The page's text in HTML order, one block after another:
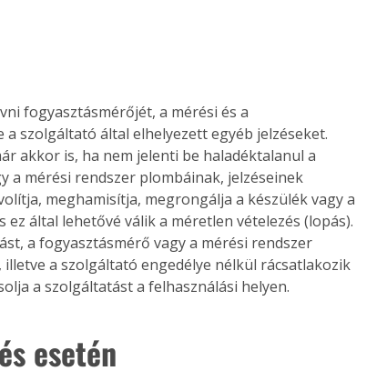
fogyasztásmérőjét, a mérési és a
szolgáltató által elhelyezett egyéb jelzéseket.
akkor is, ha nem jelenti be haladéktalanul a
a mérési rendszer plombáinak, jelzéseinek
meghamisítja, megrongálja a készülék vagy a
által lehetővé válik a méretlen vételezés (lopás).
a fogyasztásmérő vagy a mérési rendszer
a szolgáltató engedélye nélkül rácsatlakozik
a szolgáltatást a felhasználási helyen.
esetén